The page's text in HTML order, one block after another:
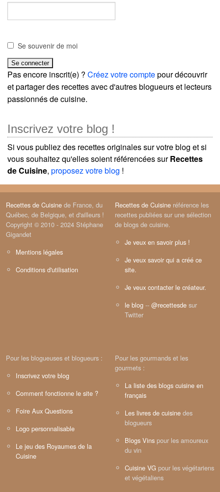
Se souvenir de moi
Pas encore inscrit(e) ? Créez votre comptepour découvrir
et partager des recettes avec d'autres blogueurs et lecteurs
passionnés de cuisine.
Inscrivez votre blog !
Si vous publiez des recettes originales sur votre blog et si
vous souhaitez qu'elles soient référencées surRecettes
de Cuisine, proposez votre blog !
Recettes de Cuisine de France, du
Québec, de Belgique, et d'ailleurs !
Copyright © 2010 - 2024 Stéphane
Gigandet
Mentions légales
Conditions d'utilisation
Recettes de Cuisine référence les
recettes publiées sur une sélection
de blogs de cuisine.
Je veux en savoir plus !
Je veux savoir qui a créé ce
site.
Je veux contacter le créateur.
le blog -- @recettesde sur
Twitter
Pour les blogueuses et blogueurs :
Inscrivez votre blog
Comment fonctionne le site ?
Foire Aux Questions
Logo personnalisable
Le jeu des Royaumes de la
Cuisine
Pour les gourmands et les
gourmets :
La liste des blogs cuisine en
français
Les livres de cuisine des
blogueurs
Blogs Vins pour les amoureux
du vin
Cuisine VG pour les végétariens
et végétaliens